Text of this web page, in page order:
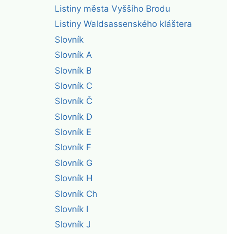
Listiny města Vyššího Brodu
Listiny Waldsassenského kláštera
Slovník
Slovník A
Slovník B
Slovník C
Slovník Č
Slovník D
Slovník E
Slovník F
Slovník G
Slovník H
Slovník Ch
Slovník I
Slovník J